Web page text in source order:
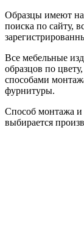
Образцы имеют
поиска по сайту,
Все мебельные
образцов по
способами
фурнитуры.
Способ монтажа и
выбирается